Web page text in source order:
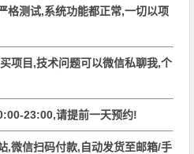
格测试,系统功能都正常,一切以项
项目,技术问题可以微信私聊我,个
23:00,请提前一天预约!
,微信扫码付款,自动发货至邮箱/手